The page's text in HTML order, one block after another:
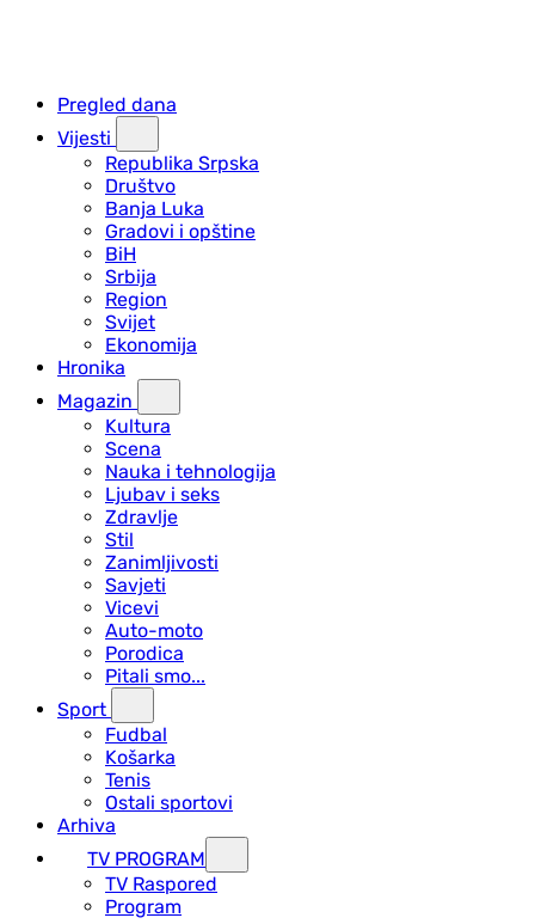
Pregled dana
Vijesti
Republika Srpska
Društvo
Banja Luka
Gradovi i opštine
BiH
Srbija
Region
Svijet
Ekonomija
Hronika
Magazin
Kultura
Scena
Nauka i tehnologija
Ljubav i seks
Zdravlje
Stil
Zanimljivosti
Savjeti
Vicevi
Auto-moto
Porodica
Pitali smo...
Sport
Fudbal
Košarka
Tenis
Ostali sportovi
Arhiva
TV PROGRAM
ТV Raspored
Program